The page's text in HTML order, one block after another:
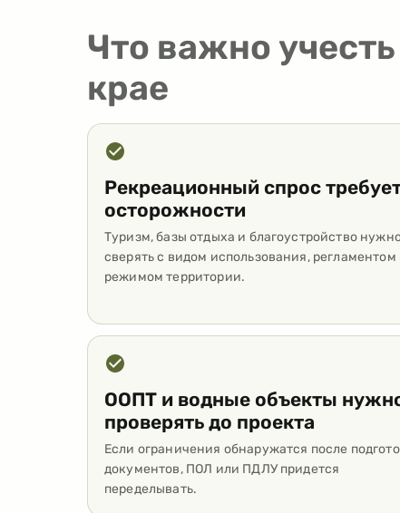
Что важно
крае
Рекреационный спрос
осторожности
Туризм, базы отдыха и благоустройство
сверять с видом использования, регламентом
режимом территории.
ООПТ и водные объекты
проверять до проекта
Если ограничения обнаружатся после
документов, ПОЛ или ПДЛУ придется
переделывать.